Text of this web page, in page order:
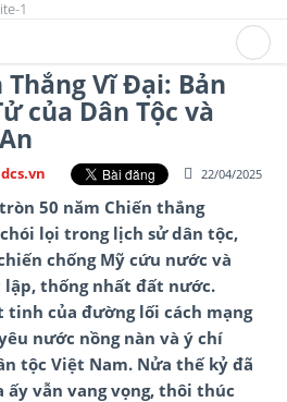
Thắng Vĩ Đại: Bản
của Dân Tộc và
22/04/2025
50 năm Chiến thắng
lọi trong lịch sử dân tộc,
chống Mỹ cứu nước và
lập, thống nhất đất nước.
tinh của đường lối cách mạng
nước nồng nàn và ý chí
tộc Việt Nam. Nửa thế kỷ đã
ấy vẫn vang vọng, thôi thúc